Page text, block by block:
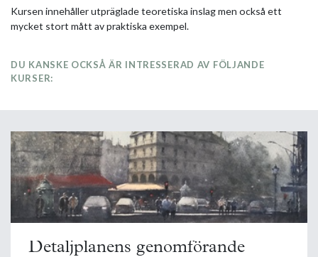
Kursen innehåller utpräglade teoretiska inslag men också ett
mycket stort mått av praktiska exempel.
DU KANSKE OCKSÅ ÄR INTRESSERAD AV FÖLJANDE
KURSER:
Detaljplanens genomförande